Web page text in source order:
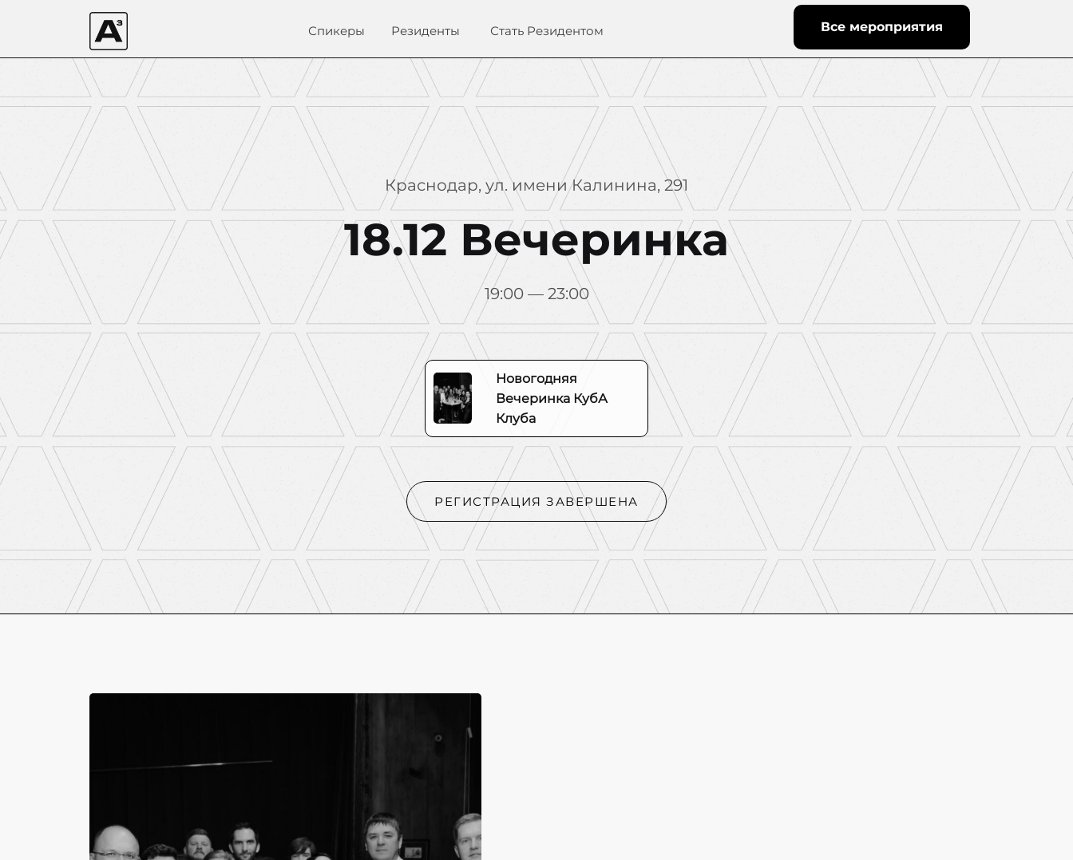
Спикеры Резиденты Стать Резидентом Все мероприятия
Краснодар, ул. имени Калинина, 291
18.12 Вечеринка
19:00 — 23:00
Новогодняя
Вечеринка КубА
Клуба
РЕГИСТРАЦИЯ ЗАВЕРШЕНА